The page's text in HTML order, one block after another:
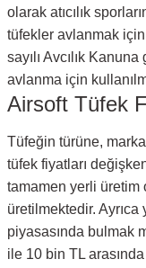
olarak atıcılık
tüfekler avlanmak
sayılı Avcılık
avlanma için
Airsoft Tüfek
Tüfeğin türüne,
tüfek fiyatları
tamamen yerli üretim
üretilmektedir.
piyasasında bulmak
ile 10 bin TL